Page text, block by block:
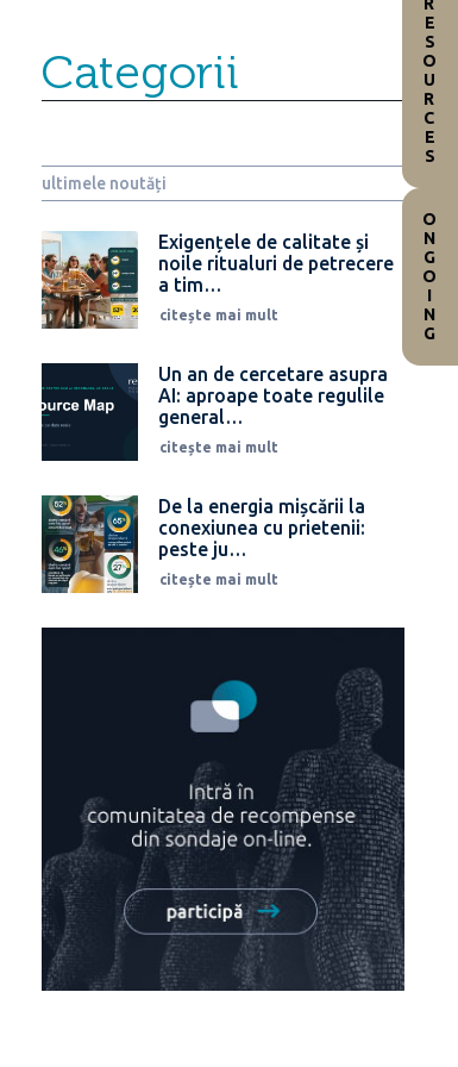
Categorii
ultimele noutăți
Exigențele de calitate și
noile ritualuri de petrecere
a tim…
citește mai mult
Un an de cercetare asupra
AI: aproape toate regulile
general…
citește mai mult
De la energia mișcării la
conexiunea cu prietenii:
peste ju…
citește mai mult
RESOURCES
ONGOING